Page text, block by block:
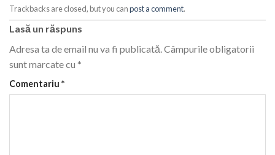
Trackbacks are closed, but you canpost a comment.
Lasă un răspuns
Adresa ta de email nu va fi publicată.Câmpurile obligatorii
sunt marcate cu *
Comentariu *